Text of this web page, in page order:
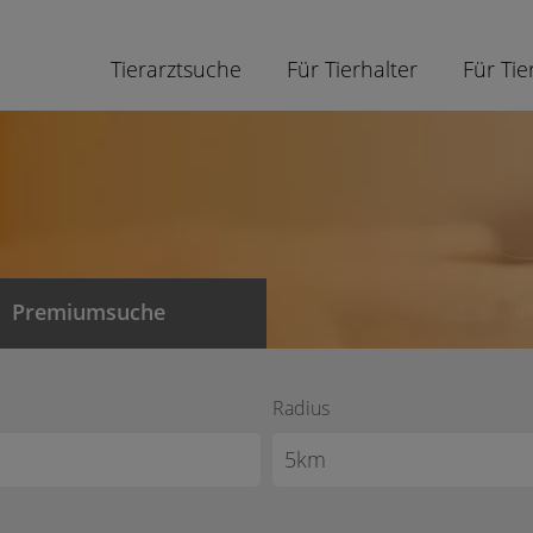
Tierarztsuche Für Tierhalter Für
Premiumsuche
Radius